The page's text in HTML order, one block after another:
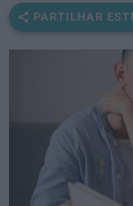
PARTILHAR